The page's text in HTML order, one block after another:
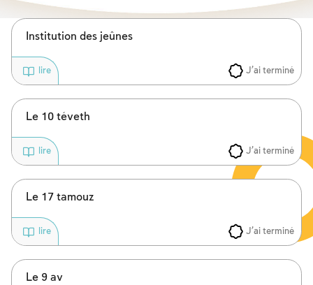
Institution des jeûnes
J'ai terminé
lire
Le 10 téveth
J'ai terminé
lire
Le 17 tamouz
J'ai terminé
lire
Le 9 av